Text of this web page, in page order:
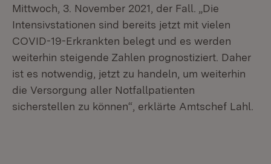
Mittwoch, 3. November 2021, der Fall. „Die
Intensivstationen sind bereits jetzt mit vielen
COVID-19-Erkrankten belegt und es werden
weiterhin steigende Zahlen prognostiziert. Daher
ist es notwendig, jetzt zu handeln, um weiterhin
die Versorgung aller Notfallpatienten
sicherstellen zu können“, erklärte Amtschef Lahl.